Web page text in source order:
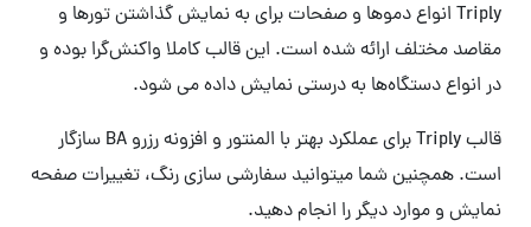
Triply انواع دموها و صفحات برای به نمایش گذاشتن تورها و
مقاصد مختلف ارائه شده است. این قالب کاملا واکنش‌گرا بوده و
در انواع دستگاه‌ها به درستی نمایش داده می شود.
قالب Triply برای عملکرد بهتر با المنتور و افزونه رزرو BA سازگار
است. همچنین شما میتوانید سفارشی سازی رنگ، تغییرات صفحه
نمایش و موارد دیگر را انجام دهید.